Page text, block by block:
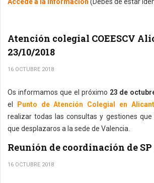
Atención colegial COEESCV
23/10/2018
16 OCTUBRE 2018
Os informamos que el próximo 23 de
el
Punto de Atención Colegial en
realizar todas las consultas y gestiones
que desplazaros a la sede de Valencia.
Reunión de coordinación de SP
16 OCTUBRE 2018